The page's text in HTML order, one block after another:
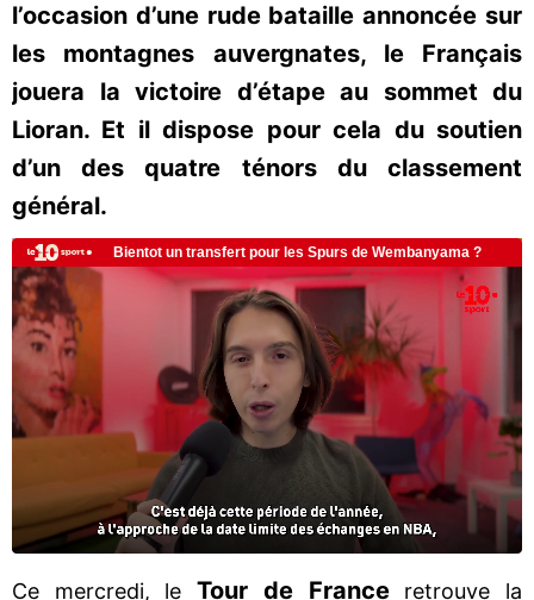
l’occasion d’une rude bataille annoncée sur
les montagnes auvergnates, le Français
jouera la victoire d’étape au sommet du
Lioran. Et il dispose pour cela du soutien
d’un des quatre ténors du classement
général.
Ce mercredi, leTour de France
retrouve la